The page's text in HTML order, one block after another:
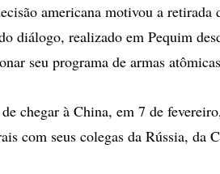
americana motivou a retirada
diálogo, realizado em Pequim
seu programa de armas
chegar à China, em 7 de
com seus colegas da Rússia, da